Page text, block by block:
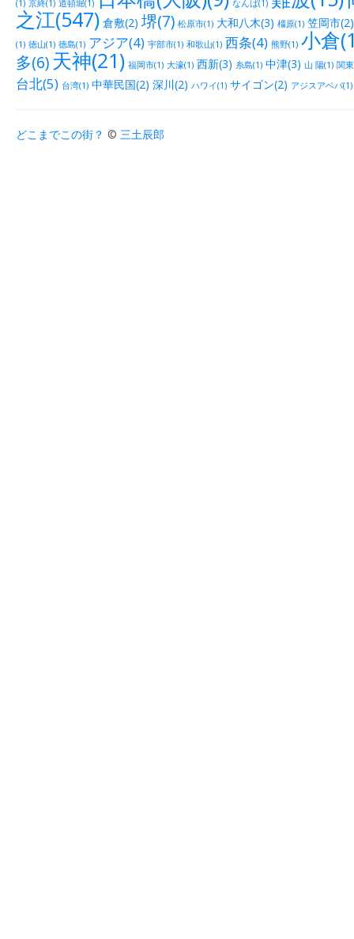
(1) 京終(1) 道頓堀(1) なんば(1)
之江(547) 倉敷(2) 堺(7) 松原市(1) 大和八木(3) 橿原(1) 笠岡市(2)
(1) 徳山(1) 徳島(1) アジア(4) 宇部市(1) 和歌山(1) 西条(4) 熊野(1) 小倉
多(6) 天神(21) 福岡市(1) 大濠(1) 西新(3) 糸島(1) 中津(3) 山 陽(1) 関
台北(5) 台湾(1) 中華民国(2) 深川(2) ハワイ(1) サイゴン(2) アジスアベバ(1)
どこまでこの街？ © 三土辰郎